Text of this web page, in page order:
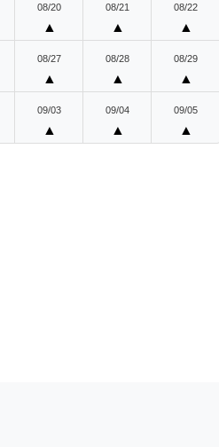
08/20
▲
08/21
▲
08/22
▲
08/27
▲
08/28
▲
08/29
▲
09/03
▲
09/04
▲
09/05
▲